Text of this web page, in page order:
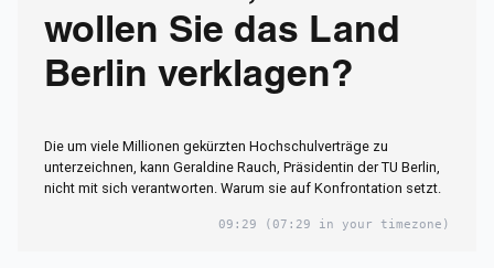
wollen Sie das Land
Berlin verklagen?
Die um viele Millionen gekürzten Hochschulverträge zu
unterzeichnen, kann Geraldine Rauch, Präsidentin der TU Berlin,
nicht mit sich verantworten. Warum sie auf Konfrontation setzt.
09:29 (07:29 in your timezone)